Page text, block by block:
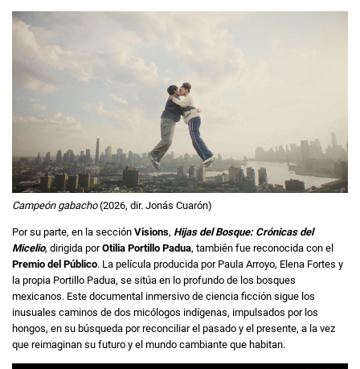
Campeón gabacho(2026, dir. Jonás Cuarón)
Por su parte, en la sección Visions, Hijas del Bosque: Crónicas del
Micelio, dirigida porOtilia Portillo Padua, también fue reconocida con el
Premio del Público. La película producida por Paula Arroyo, Elena Fortes y
la propia Portillo Padua, se sitúa en lo profundo de los bosques
mexicanos. Este documental inmersivo de ciencia ficción sigue los
inusuales caminos de dos micólogos indígenas, impulsados ​​por los
hongos, en su búsqueda por reconciliar el pasado y el presente, a la vez
que reimaginan su futuro y el mundo cambiante que habitan.